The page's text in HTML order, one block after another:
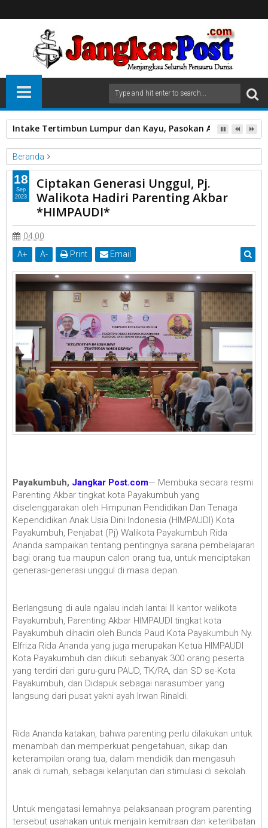
Intake Tertimbun Lumpur dan Kayu, Pasokan Air Bersih di
Beranda
Buka Parenting Akbar
Di Balai Kota
HIMPAUDI
P.j Wako Rida Ananda
Pemko Payakumbuh
Ciptakan Generasi Unggul, Pj. Walikota Hadiri Parenting Akbar
*HIMPAUDI*
Ciptakan Generasi Unggul, Pj.
Walikota Hadiri Parenting Akbar
*HIMPAUDI*
04.00
A+ A- Print Email
Payakumbuh, Jangkar Post.com— Membuka secara resmi
Parenting Akbar tingkat kota Payakumbuh yang
diselenggarakan oleh Himpunan Pendidikan Dan Tenaga
Kependidikan Anak Usia Dini Indonesia (HIMPAUDI) Kota
Payakumbuh, Penjabat (Pj) Walikota Payakumbuh Rida
Ananda sampaikan tentang pentingnya sarana pembelajaran
bagi orang tua maupun calon orang tua, untuk menciptakan
generasi-generasi unggul di masa depan.
Berlangsung di aula ngalau indah lantai III kantor walikota
Payakumbuh, Parenting Akbar HIMPAUDI tingkat kota
Payakumbuh dihadiri oleh Bunda Paud Kota Payakumbuh Ny.
Elfriza Rida Ananda yang juga merupakan Ketua HIMPAUDI
Kota Payakumbuh dan diikuti sebanyak 300 orang peserta
yang terdiri dari guru-guru PAUD, TK/RA, dan SD se-Kota
Payakumbuh, dan Didapuk sebagai narasumber yang
langsung dari pusat yakni ayah Irwan Rinaldi.
Rida Ananda katakan, bahwa parenting perlu dilakukan untuk
menambah dan memperkuat pengetahuan, sikap dan
keterampilan orang tua, dalam mendidik dan mengasuh
anak di rumah, sebagai kelanjutan dari stimulasi di sekolah.
Untuk mengatasi lemahnya pelaksanaan program parenting
tersebut usahakan untuk menjalin kemitraan dan keterlibatan
18
Sep
2023